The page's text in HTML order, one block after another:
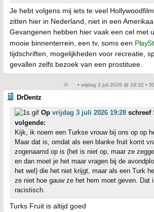
Je hebt volgens mij iets te veel
zitten hier in Nederland, niet in een
Gevangenen hebben hier vaak een cel met
mooie binnenterrein, een tv, soms een
tijdschriften, mogelijkheden voor recreatie,
gevallen zelfs bezoek van een prostituee.
• vrijdag 3 juli 2026 @ 19:32 • 30
DrDentz
Op vrijdag 3 juli 2026 19:28 schreef
volgende:
Kijk, ik noem een Turkse vrouw bij ons op op
Maar dat is, omdat als een blanke fruit komt
zogenaamd op is (het is niet op, maar ze
en dan moet je het maar vragen bij de
het wel) die het niet krijgt, maar als een Turk
ze niet hoe gauw ze het hem moet geven. Dat
racistisch.
Turks Fruit is altijd goed